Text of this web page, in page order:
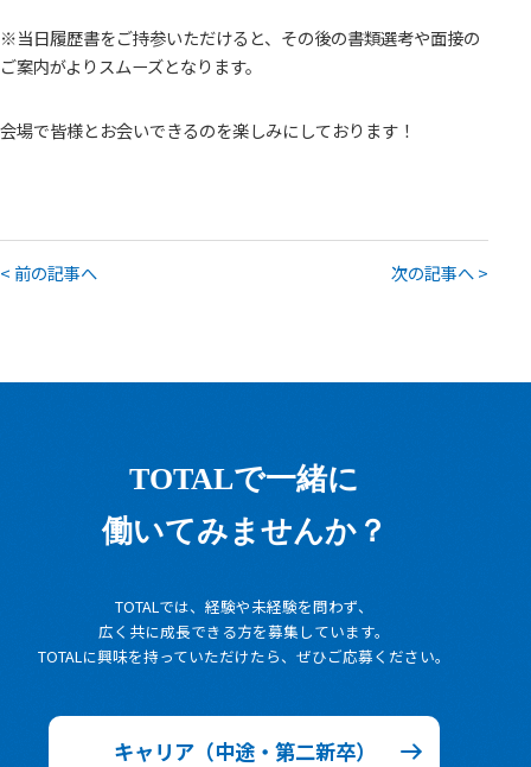
※当日履歴書をご持参いただけると、その後の書類選考や面接の
ご案内がよりスムーズとなります。
会場で皆様とお会いできるのを楽しみにしております！
< 前の記事へ 次の記事へ >
TOTALで一緒に
働いてみませんか？
TOTALでは、経験や未経験を問わず、
広く共に成長できる方を募集しています。
TOTALに興味を持っていただけたら、ぜひご応募ください。
キャリア（中途・第二新卒）